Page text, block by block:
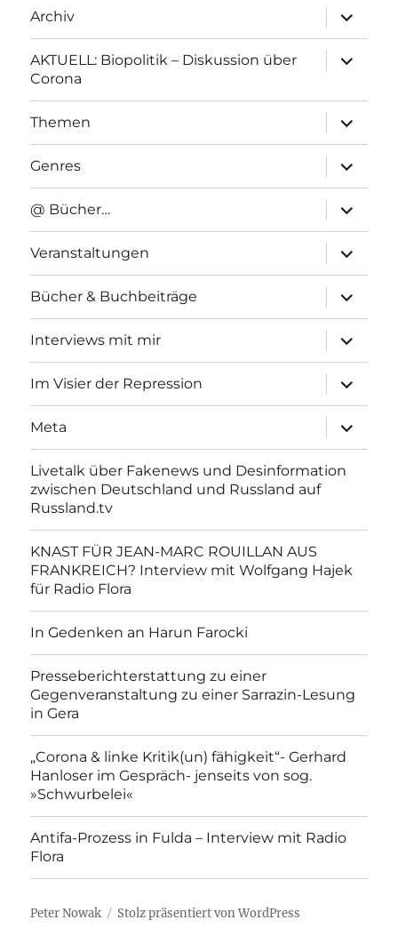
Archiv
anzeigen
AKTUELL: Biopolitik – Diskussion über
Corona
anzeigen
Themen
anzeigen
Genres
anzeigen
@ Bücher…
anzeigen
Veranstaltungen
anzeigen
Bücher & Buchbeiträge
anzeigen
Interviews mit mir
anzeigen
Im Visier der Repression
anzeigen
Meta
anzeigen
Livetalk über Fakenews und Desinformation
zwischen Deutschland und Russland auf
Russland.tv
KNAST FÜR JEAN-MARC ROUILLAN AUS
FRANKREICH? Interview mit Wolfgang Hajek
für Radio Flora
In Gedenken an Harun Farocki
Presseberichterstattung zu einer
Gegenveranstaltung zu einer Sarrazin-Lesung
in Gera
„Corona & linke Kritik(un) fähigkeit“- Gerhard
Hanloser im Gespräch- jenseits von sog.
»Schwurbelei«
Antifa-Prozess in Fulda – Interview mit Radio
Flora
Peter Nowak Stolz präsentiert von WordPress